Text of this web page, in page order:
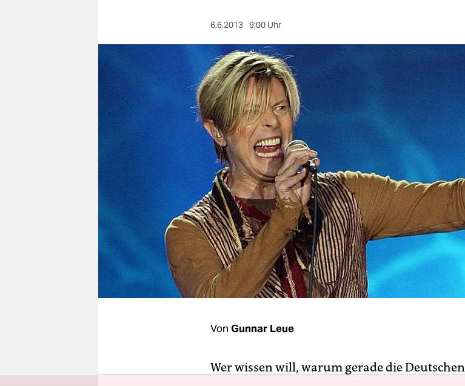
berlin
nord
wahrheit
verlag
verlag
veranstaltungen
fragen & hilfe
unterstützen
abo
genossenschaft
6.6.2013 9:00 Uhr
Von Gunnar Leue
Wer wissen will, warum gerade die